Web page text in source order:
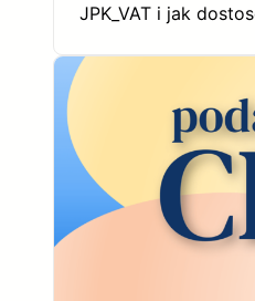
JPK_VAT i jak